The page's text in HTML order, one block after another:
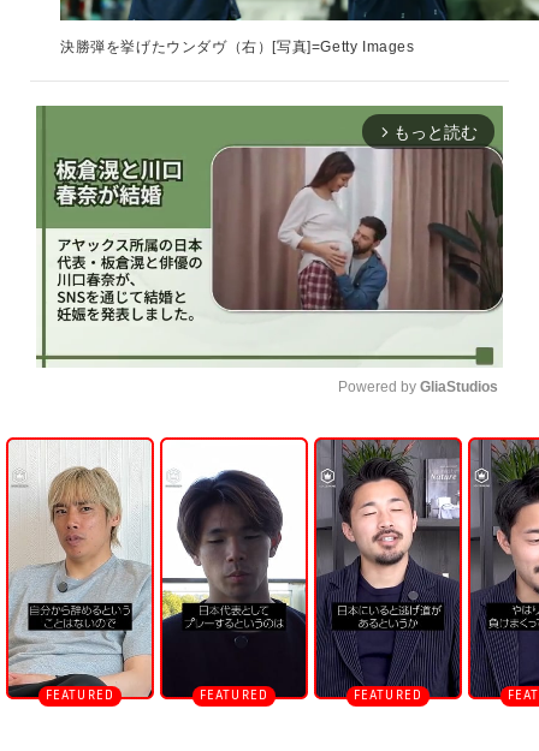
決勝弾を挙げたウンダヴ（右）[写真]=Getty Images
arrow_forward_ios もっと読む
U
n
m
u
t
e
Powered by GliaStudios